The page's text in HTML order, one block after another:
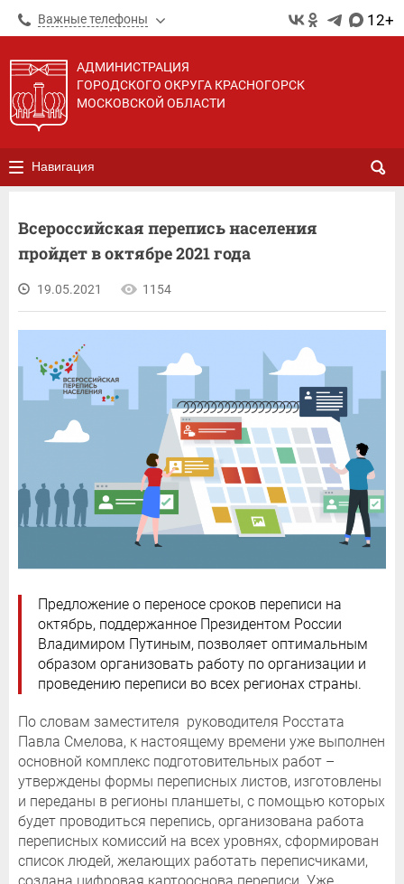
Важные телефоны 12+
АДМИНИСТРАЦИЯ
ГОРОДСКОГО ОКРУГА КРАСНОГОРСК
МОСКОВСКОЙ ОБЛАСТИ
Навигация
Всероссийская перепись населения
пройдет в октябре 2021 года
19.05.2021 1154
Предложение о переносе сроков переписи на
октябрь, поддержанное Президентом России
Владимиром Путиным, позволяет оптимальным
образом организовать работу по организации и
проведению переписи во всех регионах страны.
По словам заместителя руководителя Росстата
Павла Смелова, к настоящему времени уже выполнен
основной комплекс подготовительных работ –
утверждены формы переписных листов, изготовлены
и переданы в регионы планшеты, с помощью которых
будет проводиться перепись, организована работа
переписных комиссий на всех уровнях, сформирован
список людей, желающих работать переписчиками,